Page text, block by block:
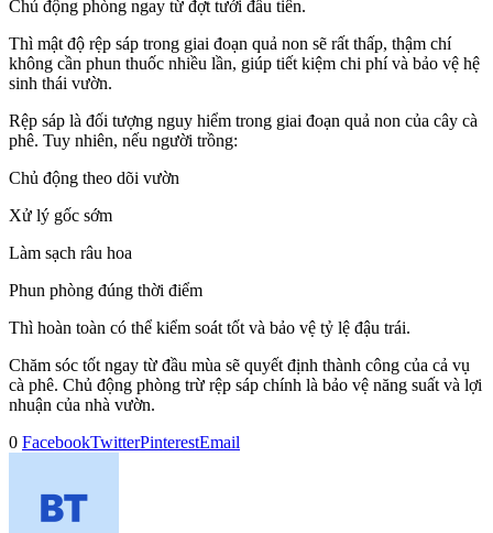
Chủ động phòng ngay từ đợt tưới đầu tiên.
Thì mật độ rệp sáp trong giai đoạn quả non sẽ rất thấp, thậm chí
không cần phun thuốc nhiều lần, giúp tiết kiệm chi phí và bảo vệ hệ
sinh thái vườn.
Rệp sáp là đối tượng nguy hiểm trong giai đoạn quả non của cây cà
phê. Tuy nhiên, nếu người trồng:
Chủ động theo dõi vườn
Xử lý gốc sớm
Làm sạch râu hoa
Phun phòng đúng thời điểm
Thì hoàn toàn có thể kiểm soát tốt và bảo vệ tỷ lệ đậu trái.
Chăm sóc tốt ngay từ đầu mùa sẽ quyết định thành công của cả vụ
cà phê. Chủ động phòng trừ rệp sáp chính là bảo vệ năng suất và lợi
nhuận của nhà vườn.
0 FacebookTwitterPinterestEmail